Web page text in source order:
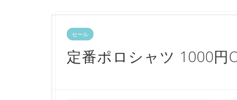
セール
定番ポロシャツ 1000円